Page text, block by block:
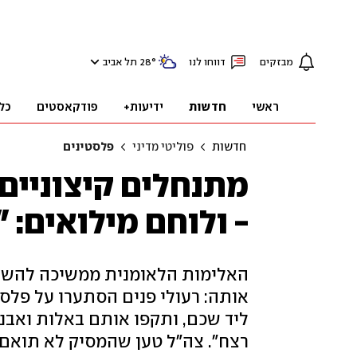
מבזקים דווחו לנו 28° תל אביב
ראשי חדשות ידיעות+ פודקאסטים
חדשות פוליטי מדיני פלסטינים
מתנחלים
- ולוחם
האלימות הלאומנית ממשיכה
אותה: רעולי פנים הסתערו על
ליד שכם, ותקפו אותם באלות
רצח". צה"ל טען שהמסיק לא תואם